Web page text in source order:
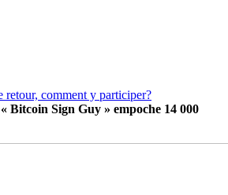
Bitcoin Sign Guy » empoche 14 000